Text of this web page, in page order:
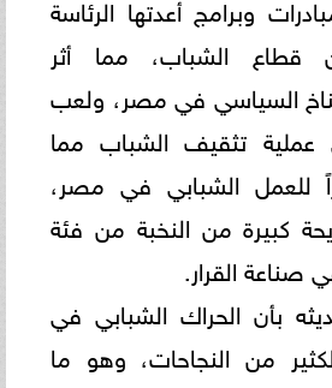
قطاع الشباب، مما أثر
السياسي في مصر، ولعب
عملية تثقيف الشباب مما
للعمل الشبابي في مصر،
كبيرة من النخبة من فئة
القرار.
بأن الحراك الشبابي في
من النجاحات، وهو ما